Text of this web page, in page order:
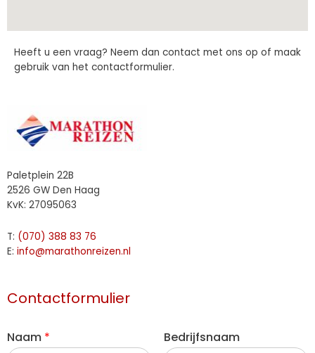
Heeft u een vraag? Neem dan contact met ons op of maak
gebruik van het contactformulier.
Paletplein 22B
2526 GW Den Haag
KvK: 27095063
T: (070) 388 83 76
E: info@marathonreizen.nl
Contactformulier
Naam * Bedrijfsnaam